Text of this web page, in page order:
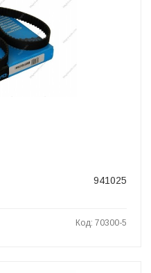
941025
Код: 70300-5